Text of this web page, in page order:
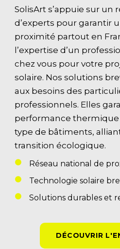
SolisArt s’appuie sur un
d’experts pour garantir
proximité partout en
l’expertise d’un
chez vous pour votre
solaire. Nos solutions
aux besoins des
professionnels. Elles
performance
type de bâtiments,
transition écologique.
Réseau national de
Technologie solaire
Solutions durables et
DÉCOUVRIR